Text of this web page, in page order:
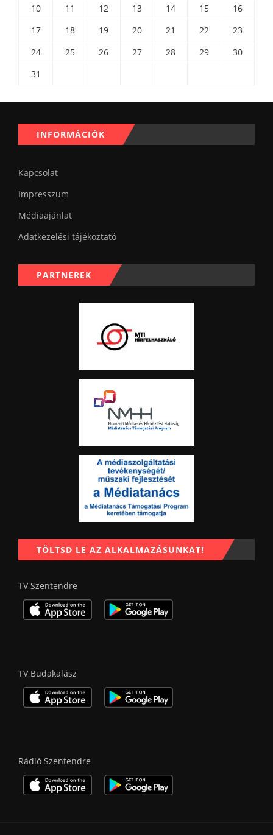
10
11 12 13 14 15
16
17
18 19 20 21 22
23
24
25 26 27 28 29
30
31
INFORMÁCIÓK
Kapcsolat
Impresszum
Médiaajánlat
Adatkezelési tájékoztató
PARTNEREK
TÖLTSD LE AZ ALKALMAZÁSUNKAT!
TV Szentendre
TV Budakalász
Rádió Szentendre